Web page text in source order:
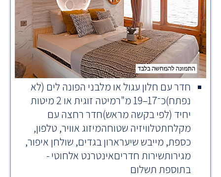
חדר עם חלון עגול או מלבני הפונה לים (לא
נפתח)כ־17–19 מ"רמיטה זוגית או 2 מיטות
יחיד (לפי בקשה מראש)חדר רחצה עם
מקלחתטלוויזיה שטוחהמיזוג אוויר, טלפון,
כספת, מייבש שיערארון בגדים, שולחן איפור,
מגירותשירות חדריםאינטרנט אלחוטי -
בתוספת תשלום